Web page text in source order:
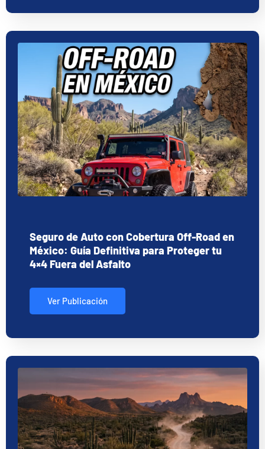
Seguro de Auto con Cobertura Off-Road en
México: Guía Definitiva para Proteger tu
4×4 Fuera del Asfalto
Ver Publicación